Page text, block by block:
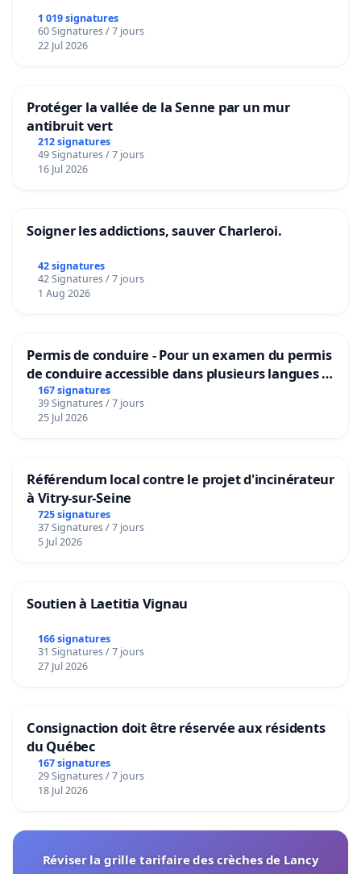
1 019 signatures
60 Signatures / 7 jours
22 Jul 2026
Protéger la vallée de la Senne par un mur
antibruit vert
212 signatures
49 Signatures / 7 jours
16 Jul 2026
Soigner les addictions, sauver Charleroi.
42 signatures
42 Signatures / 7 jours
1 Aug 2026
Permis de conduire - Pour un examen du permis
de conduire accessible dans plusieurs langues à
Bruxelles
167 signatures
39 Signatures / 7 jours
25 Jul 2026
Référendum local contre le projet d'incinérateur
à Vitry-sur-Seine
725 signatures
37 Signatures / 7 jours
5 Jul 2026
Soutien à Laetitia Vignau
166 signatures
31 Signatures / 7 jours
27 Jul 2026
Consignaction doit être réservée aux résidents
du Québec
167 signatures
29 Signatures / 7 jours
18 Jul 2026
Réviser la grille tarifaire des crèches de Lancy